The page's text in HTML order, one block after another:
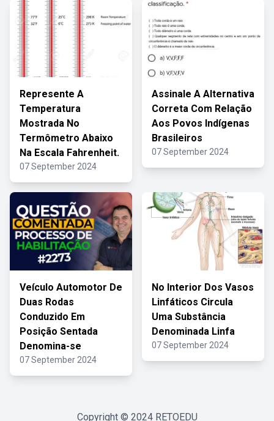
Represente A
Temperatura
Mostrada No
Termômetro Abaixo
Na Escala Fahrenheit.
07 September 2024
Assinale A Alternativa
Correta Com Relação
Aos Povos Indígenas
Brasileiros
07 September 2024
Veículo Automotor De
Duas Rodas
Conduzido Em
Posição Sentada
Denomina-se
07 September 2024
No Interior Dos Vasos
Linfáticos Circula
Uma Substância
Denominada Linfa
07 September 2024
Copyright © 2024 RETOEDU